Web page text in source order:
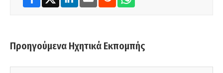
Προηγούμενα Ηχητικά Εκπομπής